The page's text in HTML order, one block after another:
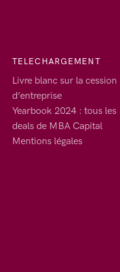
TELECHARGEMENT
Livre blanc sur la cession
d’entreprise
Yearbook 2024 : tous les
deals de MBA Capital
Mentions légales